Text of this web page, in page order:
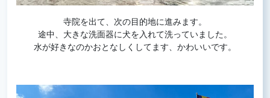
寺院を出て、次の目的地に進みます。
途中、大きな洗面器に犬を入れて洗っていました。
水が好きなのかおとなしくしてます、かわいいです。